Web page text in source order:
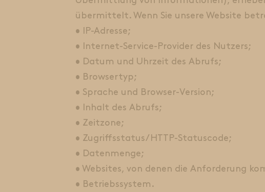
übermittelt. Wenn Sie unsere Website
• IP-Adresse;
• Internet-Service-Provider des Nutzers;
• Datum und Uhrzeit des Abrufs;
• Browsertyp;
• Sprache und Browser-Version;
• Inhalt des Abrufs;
• Zeitzone;
• Zugriffsstatus/HTTP-Statuscode;
• Datenmenge;
• Websites, von denen die Anforderung
• Betriebssystem.